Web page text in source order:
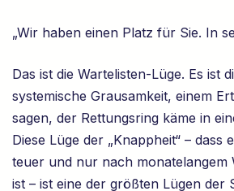
„Wir haben einen Platz für Sie. In
Das ist die Wartelisten-Lüge. Es ist
systemische Grausamkeit, einem
sagen, der Rettungsring käme in
Diese Lüge der „Knappheit“ – dass
teuer und nur nach monatelangem
ist – ist eine der größten Lügen der